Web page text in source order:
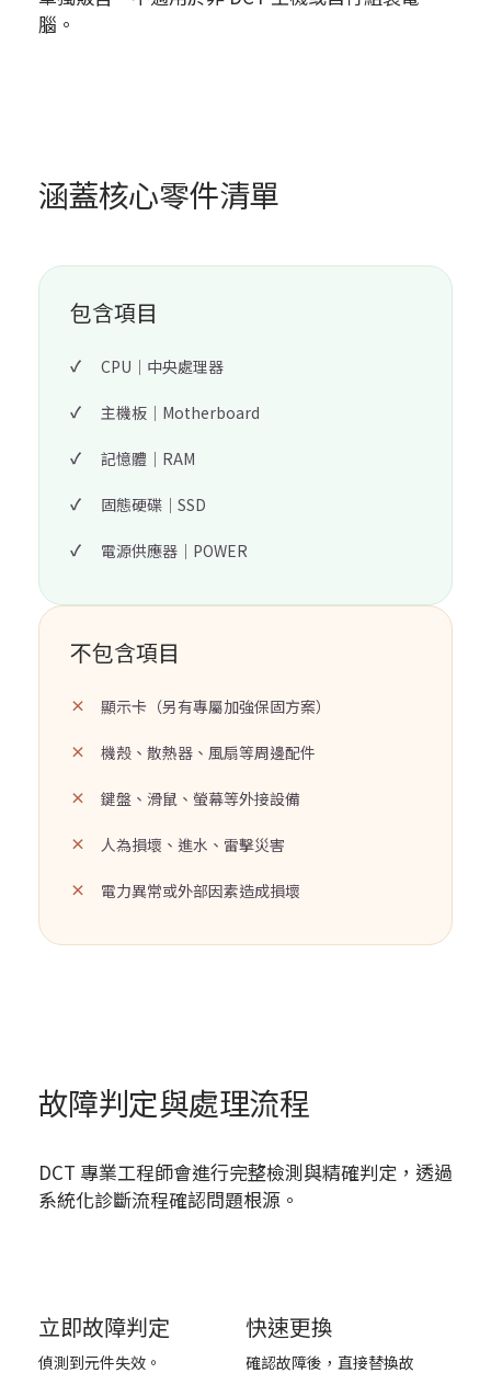
腦。
涵蓋核心零件清單
包含項目
CPU｜中央處理器
主機板｜Motherboard
記憶體｜RAM
固態硬碟｜SSD
電源供應器｜POWER
不包含項目
顯示卡（另有專屬加強保固方案）
機殼、散熱器、風扇等周邊配件
鍵盤、滑鼠、螢幕等外接設備
人為損壞、進水、雷擊災害
電力異常或外部因素造成損壞
故障判定與處理流程
DCT 專業工程師會進行完整檢測與精確判定，透過
系統化診斷流程確認問題根源。
立即故障判定
偵測到元件失效。
快速更換
確認故障後，直接替換故